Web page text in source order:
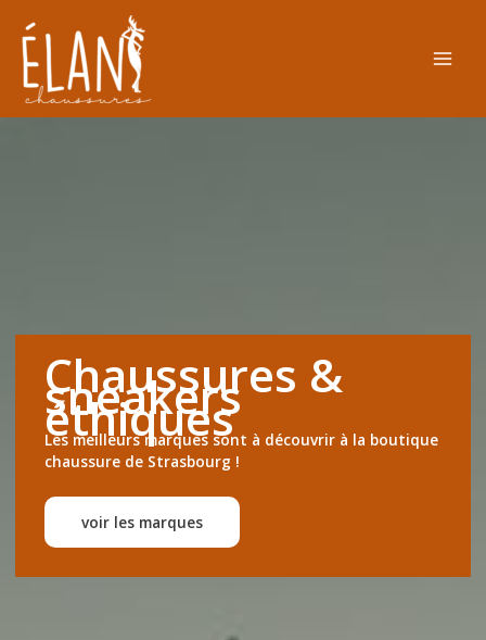
contenu
Chaussures &
sneakers
éthiques
Les meilleurs marques sont à découvrir à la boutique
chaussure de Strasbourg !
voir les marques